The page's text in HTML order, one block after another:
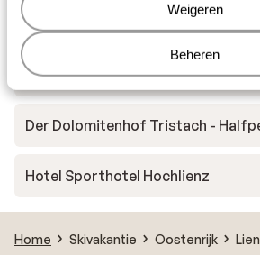
Weigeren
Beheren
Hotel Moarhof
Der Dolomitenhof Tristach
Der Dolomitenhof Tristach -
Hotel Sporthotel Hochlienz
Home Skivakantie Oostenrijk